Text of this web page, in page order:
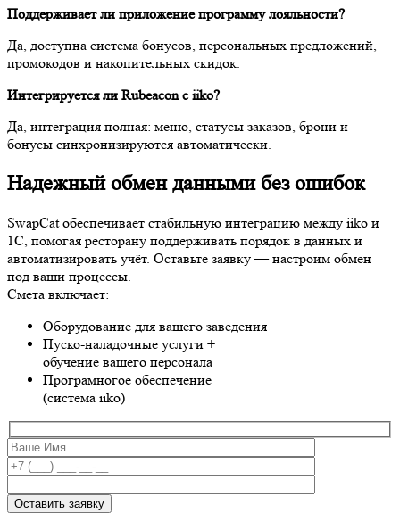
Поддерживает ли приложение программу лояльности?
Да, доступна система бонусов, персональных предложений,
промокодов и накопительных скидок.
Интегрируется ли Rubeacon с iiko?
Да, интеграция полная: меню, статусы заказов, брони и
бонусы синхронизируются автоматически.
Надeжный обмен данными без ошибок
SwapCat обеспечивает стабильную интеграцию между iiko и
1С, помогая ресторану поддерживать порядок в данных и
автоматизировать учёт. Оставьте заявку — настроим обмен
под ваши процессы.
Смета включает:
Оборудование для вашего заведения
Пуско-наладочные услуги +
обучение вашего персонала
Програмногое обеспечение
(система iiko)